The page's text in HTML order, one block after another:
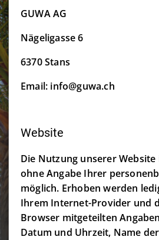
GUWA AG
Nägeligasse 6
6370 Stans
Email: info@guwa.ch
Website
Die Nutzung unserer
ohne Angabe Ihrer
möglich. Erhoben werden
Ihrem Internet-Provider und
Browser mitgeteilten
Datum und Uhrzeit, Name